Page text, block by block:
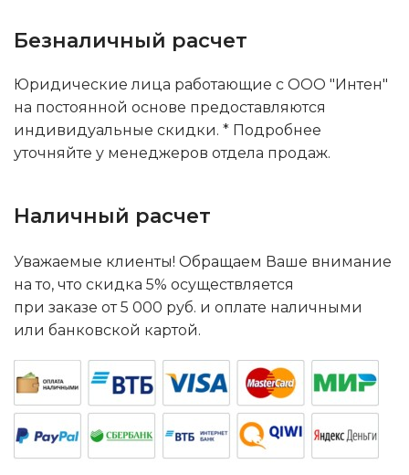
Безналичный расчет
Юридические лица работающие с ООО "Интен"
на постоянной основе предоставляются
индивидуальные скидки. * Подробнее
уточняйте у менеджеров отдела продаж.
Наличный расчет
Уважаемые клиенты! Обращаем Ваше внимание
на то, что скидка 5% осуществляется
при заказе от 5 000 руб. и оплате наличными
или банковской картой.